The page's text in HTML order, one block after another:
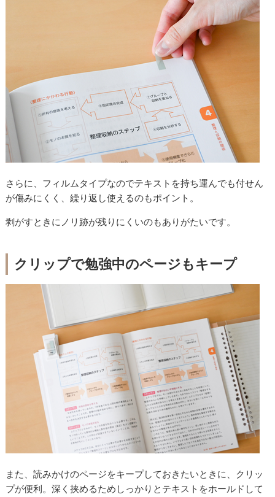
さらに、フィルムタイプなのでテキストを持ち運んでも付せん
が傷みにくく、繰り返し使えるのもポイント。
剥がすときにノリ跡が残りにくいのもありがたいです。
クリップで勉強中のページもキープ
また、読みかけのページをキープしておきたいときに、クリッ
プが便利。深く挟めるためしっかりとテキストをホールドして